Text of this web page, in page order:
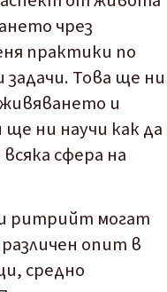
чрез
практики по
задачи. Това ще ни
и
ни научи как да
сфера на
ритрийт могат
опит в
средно